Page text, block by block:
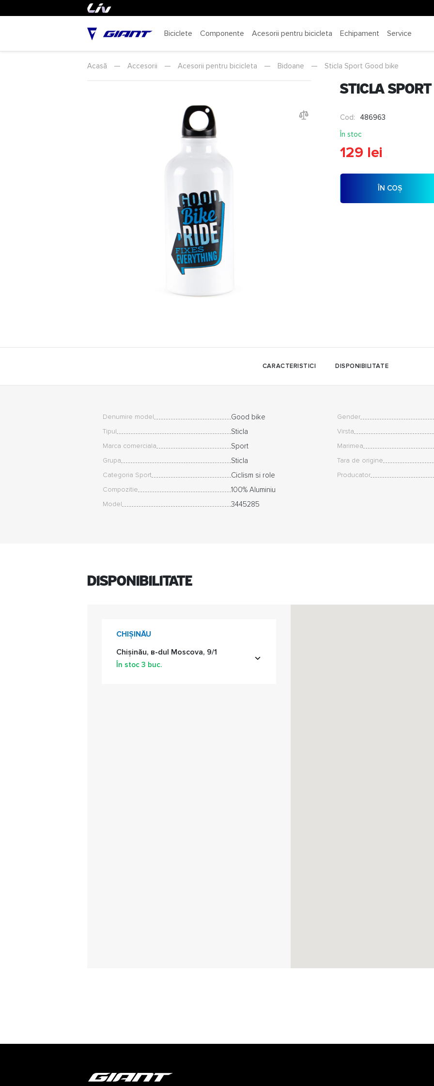
Biciclete Componente Acesorii pentru bicicleta Echipament Service
Acasă — Accesorii — Acesorii pentru bicicleta — Bidoane — Sticla Sport Good bike
Sticla Sport
Cod:
486963
În stoc
129 lei
ÎN COȘ
CARACTERISTICI DISPONIBILITATE
Denumire model Good bike
Tipul Sticla
Marca comerciala Sport
Grupa Sticla
Categoria Sport Ciclism si role
Compozitie 100% Aluminiu
Model 3445285
Gender
Virsta
Marimea
Tara de origine
Producator
Disponibilitate
CHIȘINĂU
Chișinău, в-dul Moscova, 9/1
În stoc 3 buc.